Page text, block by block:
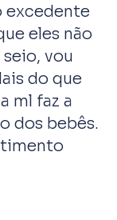
excedente
eles não
vou
do que
ml faz a
dos bebês.